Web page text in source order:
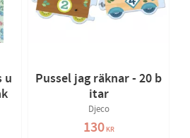
u
Pussel jag räknar - 20 b
itar
Djeco
130KR